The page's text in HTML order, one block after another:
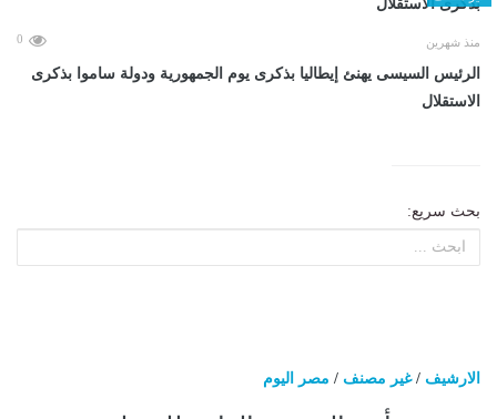
منذ شهرين 0
الرئيس السيسى يهنئ إيطاليا بذكرى يوم الجمهورية ودولة ساموا بذكرى
الاستقلال
بحث سريع:
الارشيف /غير مصنف / مصر اليوم